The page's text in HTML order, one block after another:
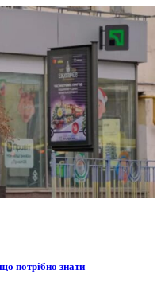
потрібно знати